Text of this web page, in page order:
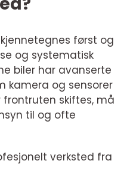
først og
og systematisk
biler har avanserte
kamera og sensorer
skiftes, må
til og ofte
verksted fra